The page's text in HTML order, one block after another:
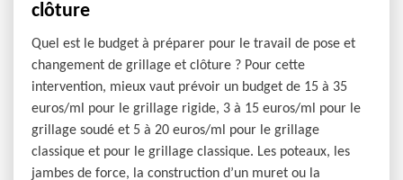
clôture
Quel est le budget à préparer pour le travail de pose et
changement de grillage et clôture ? Pour cette
intervention, mieux vaut prévoir un budget de 15 à 35
euros/ml pour le grillage rigide, 3 à 15 euros/ml pour le
grillage soudé et 5 à 20 euros/ml pour le grillage
classique et pour le grillage classique. Les poteaux, les
jambes de force, la construction d’un muret ou la